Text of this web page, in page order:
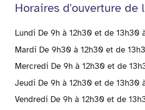
Horaires d'ouverture de
Lundi De 9h à 12h30 et de 13h30
Mardi De 9h30 à 12h30 et de
Mercredi De 9h à 12h30 et de
Jeudi De 9h à 12h30 et de 13h30
Vendredi De 9h à 12h30 et de